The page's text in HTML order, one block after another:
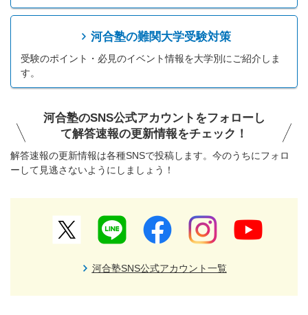
河合塾の難関大学受験対策
受験のポイント・必見のイベント情報を大学別にご紹介しま
す。
河合塾のSNS公式アカウントをフォローし
て解答速報の更新情報をチェック！
解答速報の更新情報は各種SNSで投稿します。今のうちにフォロ
ーして見逃さないようにしましょう！
河合塾SNS公式アカウント一覧